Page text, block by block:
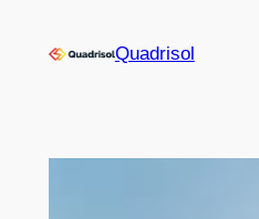
Quadrisol